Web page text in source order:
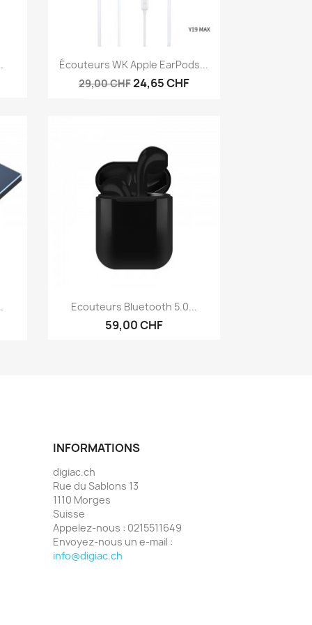
Aperçu rapide
Écouteurs WK Apple EarPods...
29,00 CHF24,65 CHF
Aperçu rapide
Ecouteurs Bluetooth 5.0...
59,00 CHF
INFORMATIONS
digiac.ch
Rue du Sablons 13
1110 Morges
Suisse
Appelez-nous : 0215511649
Envoyez-nous un e-mail :
info@digiac.ch